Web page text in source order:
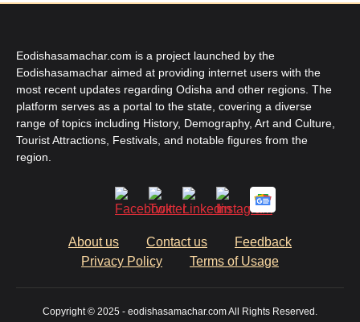
Eodishasamachar.com is a project launched by the
Eodishasamachar aimed at providing internet users with the
most recent updates regarding Odisha and other regions. The
platform serves as a portal to the state, covering a diverse
range of topics including History, Demography, Art and Culture,
Tourist Attractions, Festivals, and notable figures from the
region.
About us Contact us
Feedback
Privacy Policy
Terms of Usage
Copyright © 2025 - eodishasamachar.com All Rights Reserved.